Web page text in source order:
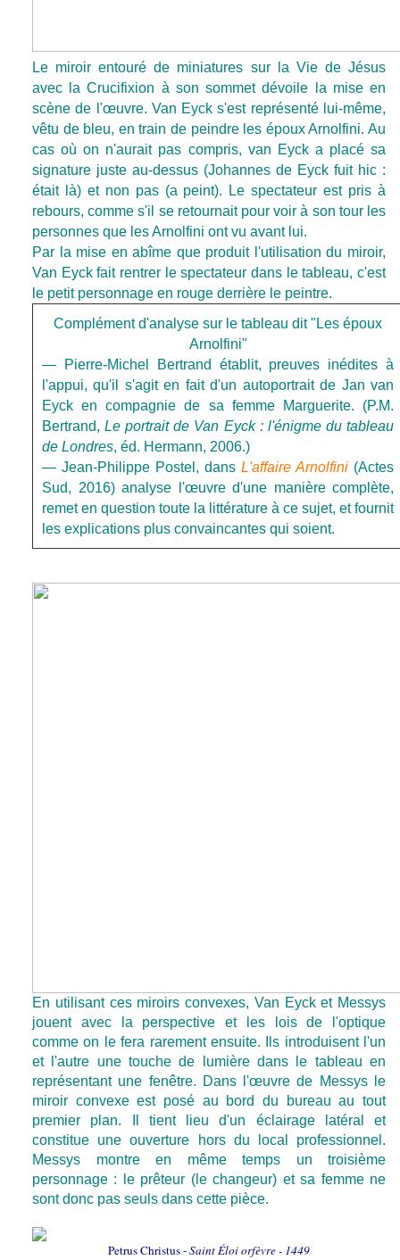
Le miroir entouré de miniatures sur la Vie de Jésus
avec la Crucifixion à son sommet dévoile la mise en
scène de l'œuvre. Van Eyck s'est représenté lui-même,
vêtu de bleu, en train de peindre les époux Arnolfini. Au
cas où on n'aurait pas compris, van Eyck a placé sa
signature juste au-dessus (Johannes de Eyck fuit hic :
était là) et non pas (a peint). Le spectateur est pris à
rebours, comme s'il se retournait pour voir à son tour les
personnes que les Arnolfini ont vu avant lui.
Par la mise en abîme que produit l'utilisation du miroir,
Van Eyck fait rentrer le spectateur dans le tableau, c'est
le petit personnage en rouge derrière le peintre.
Complément d'analyse sur le tableau dit "Les époux
Arnolfini"
— Pierre-Michel Bertrand établit, preuves inédites à
l'appui, qu'il s'agit en fait d'un autoportrait de Jan van
Eyck en compagnie de sa femme Marguerite. (P.M.
Bertrand,Le portrait de Van Eyck : l'énigme du tableau
de Londres, éd. Hermann, 2006.)
— Jean-Philippe Postel, dans L'affaire Arnolfini (Actes
Sud, 2016) analyse l'œuvre d'une manière complète,
remet en question toute la littérature à ce sujet, et fournit
les explications plus convaincantes qui soient.
En utilisant ces miroirs convexes, Van Eyck et Messys
jouent avec la perspective et les lois de l'optique
comme on le fera rarement ensuite. Ils introduisent l'un
et l'autre une touche de lumière dans le tableau en
représentant une fenêtre. Dans l'œuvre de Messys le
miroir convexe est posé au bord du bureau au tout
premier plan. Il tient lieu d'un éclairage latéral et
constitue une ouverture hors du local professionnel.
Messys montre en même temps un troisième
personnage : le prêteur (le changeur) et sa femme ne
sont donc pas seuls dans cette pièce.
Petrus Christus -Saint Éloi orfèvre - 1449